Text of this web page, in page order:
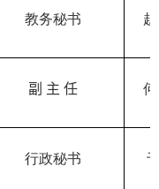
教务秘书
副 主 任
行政秘书